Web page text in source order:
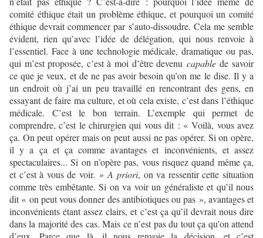
comité éthique était un problème éthique, et pourquoi un comité
éthique devrait commencer par s’auto-dissoudre. Cela me semble
évident, rien qu’avec l’idée de délégation, qui nous renvoie à
l’essentiel. Face à une technologie médicale, dramatique ou pas,
qui m’est proposée, c’est à moi d’être devenu capablede savoir
ce que je veux, et de ne pas avoir besoin qu’on me le dise. Il y a
un endroit où j’ai un peu travaillé en rencontrant des gens, en
essayant de faire ma culture, et où cela existe, c’est dans l’éthique
médicale. C’est le bon terrain. L’exemple qui permet de
comprendre, c’est le chirurgien qui vous dit : « Voilà, vous avez
ça. On peut opérer mais on peut aussi ne pas opérer. Si on opère,
il y a ça et ça comme avantages et inconvénients, et assez
spectaculaires... Si on n’opère pas, vous risquez quand même ça,
et c’est à vous de voir. »A priori, on va ressentir cette situation
comme très embêtante. Si on va voir un généraliste et qu’il nous
dit « on peut vous donner des antibiotiques ou pas », avantages et
inconvénients étant assez clairs, et c’est ça qu’il devrait nous dire
dans la majorité des cas. Mais ce n’est pas du tout ça qu’on attend